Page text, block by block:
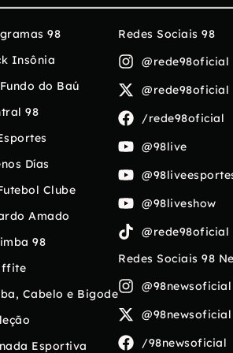
98
Insônia
do Baú
98
Días
Clube
Amado
98
Cabelo e Bigode
Esportiva
Redes Sociais 98
@rede98oficial
@rede98oficial
/rede98oficial
@98live
@98liveshow
@rede98oficial
Redes Sociais 98
@98newsoficial
@98newsoficial
/98newsoficial